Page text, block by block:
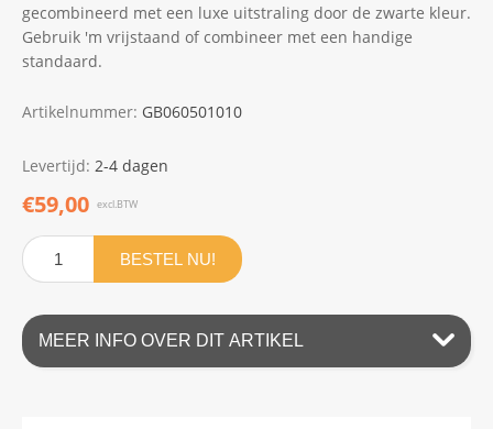
gecombineerd met een luxe uitstraling door de zwarte kleur.
Gebruik 'm vrijstaand of combineer met een handige
standaard.
Artikelnummer: GB060501010
Levertijd: 2-4 dagen
€59,00 excl.BTW
BESTEL NU!
MEER INFO OVER DIT ARTIKEL